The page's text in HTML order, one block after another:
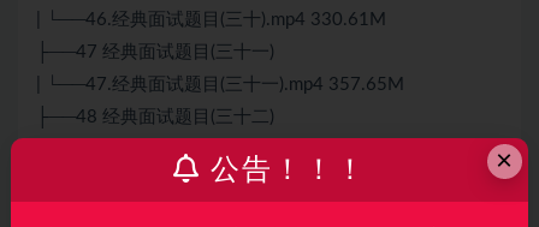
| └──46.经典面试题目(三十).mp4 330.61M
├──47 经典面试题目(三十一)
| └──47.经典面试题目(三十一).mp4 357.65M
├──48 经典面试题目(三十二)
├──49 leetcode高频题目全讲（一）
×
公告！！！